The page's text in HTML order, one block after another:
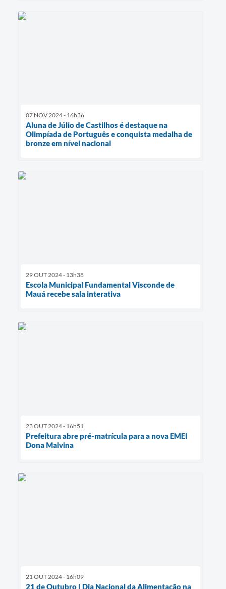
07 NOV 2024 - 16h36
Aluna de Júlio de Castilhos é destaque na
Olimpíada de Português e conquista medalha de
bronze em nível nacional
29 OUT 2024 - 13h38
Escola Municipal Fundamental Visconde de
Mauá recebe sala interativa
23 OUT 2024 - 16h51
Prefeitura abre pré-matrícula para a nova EMEI
Dona Malvina
21 OUT 2024 - 16h09
21 de Outubro | Dia Nacional da Alimentação na